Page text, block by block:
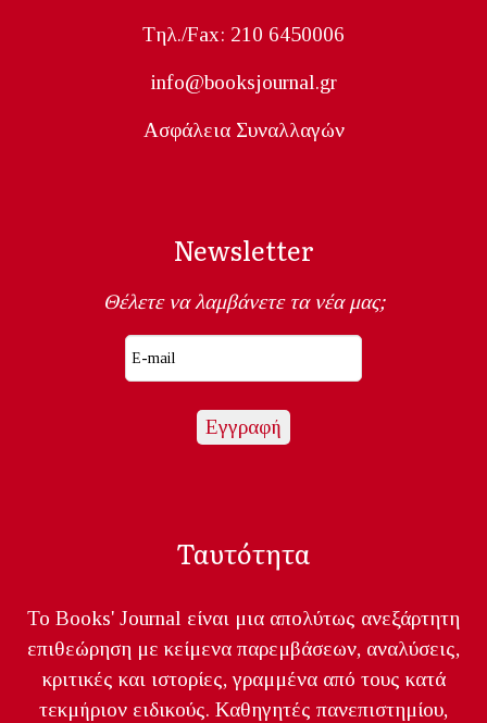
Tηλ./Fax: 210 6450006
info@booksjournal.gr
Ασφάλεια Συναλλαγών
Newsletter
Θέλετε να λαμβάνετε τα νέα μας;
Ταυτότητα
Το Books' Journal είναι μια απολύτως ανεξάρτητη
επιθεώρηση με κείμενα παρεμβάσεων, αναλύσεις,
κριτικές και ιστορίες, γραμμένα από τους κατά
τεκμήριον ειδικούς. Καθηγητές πανεπιστημίου,